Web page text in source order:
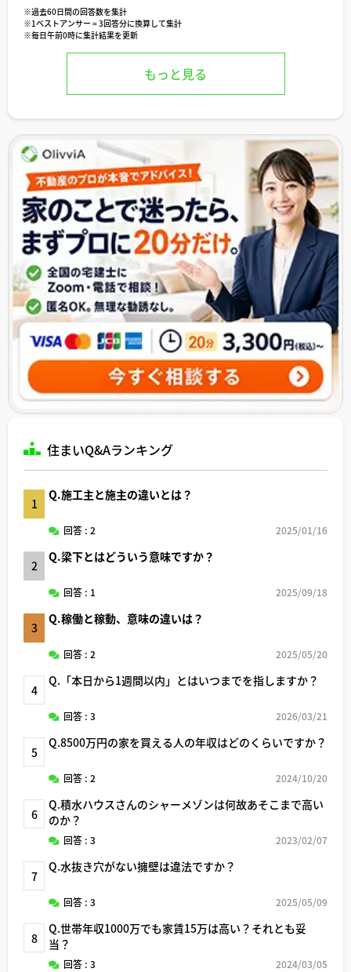
※過去60日間の回答数を集計
※1ベストアンサー = 3回答分に換算して集計
※毎日午前0時に集計結果を更新
もっと見る
住まいQ&Aランキング
1
Q.施工主と施主の違いとは？
回答 : 2 2025/01/16
2
Q.梁下とはどういう意味ですか？
回答 : 1 2025/09/18
3
Q.稼働と稼動、意味の違いは？
回答 : 2 2025/05/20
4
Q.「本日から1週間以内」とはいつまでを指しますか？
回答 : 3 2026/03/21
5
Q.8500万円の家を買える人の年収はどのくらいですか？
回答 : 2 2024/10/20
6
Q.積水ハウスさんのシャーメゾンは何故あそこまで高い
のか？
回答 : 3 2023/02/07
7
Q.水抜き穴がない擁壁は違法ですか？
回答 : 3 2025/05/09
8
Q.世帯年収1000万でも家賃15万は高い？それとも妥
当？
回答 : 3 2024/03/05